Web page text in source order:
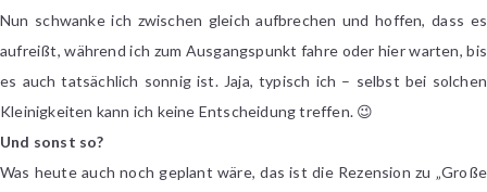
Nun schwanke ich zwischen gleich aufbrechen und hoffen, dass es
aufreißt, während ich zum Ausgangspunkt fahre oder hier warten, bis
es auch tatsächlich sonnig ist. Jaja, typisch ich – selbst bei solchen
Kleinigkeiten kann ich keine Entscheidung treffen. 😉
Und sonst so?
Was heute auch noch geplant wäre, das ist die Rezension zu „Große